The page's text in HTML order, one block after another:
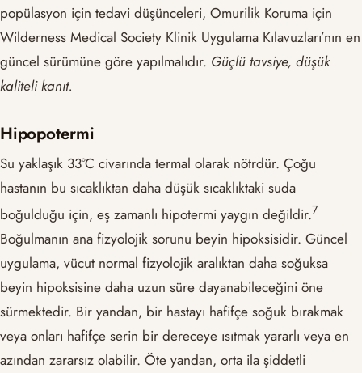
popülasyon için tedavi düşünceleri, Omurilik Koruma için
Wilderness Medical Society Klinik Uygulama Kılavuzları’nın en
güncel sürümüne göre yapılmalıdır. Güçlü tavsiye, düşük
kaliteli kanıt.
Hipopotermi
Su yaklaşık 33°C civarında termal olarak nötrdür. Çoğu
hastanın bu sıcaklıktan daha düşük sıcaklıktaki suda
boğulduğu için, eş zamanlı hipotermi yaygın değildir.​7​
Boğulmanın ana fizyolojik sorunu beyin hipoksisidir. Güncel
uygulama, vücut normal fizyolojik aralıktan daha soğuksa
beyin hipoksisine daha uzun süre dayanabileceğini öne
sürmektedir. Bir yandan, bir hastayı hafifçe soğuk bırakmak
veya onları hafifçe serin bir dereceye ısıtmak yararlı veya en
azından zararsız olabilir. Öte yandan, orta ila şiddetli